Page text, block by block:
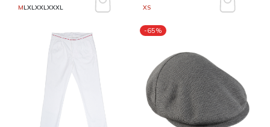
MLXLXXLXXXL XS
-65%